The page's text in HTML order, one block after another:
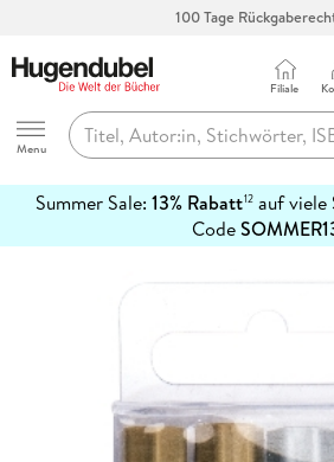
100 Tage
Hugendubel
Menu
Filiale
Summer Sale: 13% Rabatt12auf viele
Code
erfahren